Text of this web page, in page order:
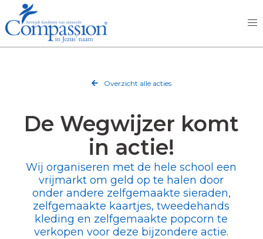
Overzicht alle acties
De Wegwijzer komt
in actie!
Wij organiseren met de hele school een
vrijmarkt om geld op te halen door
onder andere zelfgemaakte sieraden,
zelfgemaakte kaartjes, tweedehands
kleding en zelfgemaakte popcorn te
verkopen voor deze bijzondere actie.